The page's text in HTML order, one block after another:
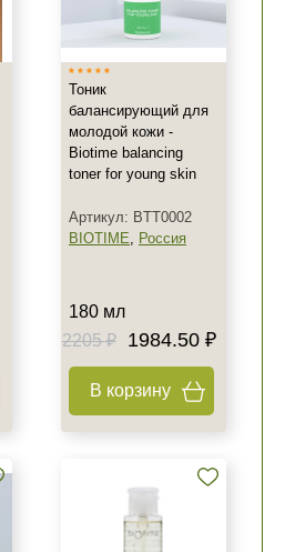
Тоник
балансирующий для
молодой кожи -
Biotime balancing
toner for young skin
Артикул: BTT0002
BIOTIME, Россия
180 мл
2205 ₽
1984.50 ₽
В корзину